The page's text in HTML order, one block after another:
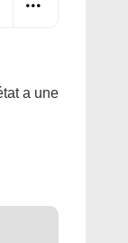
a une